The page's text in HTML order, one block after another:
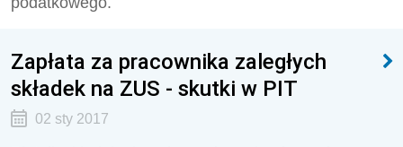
Zapłata za pracownika zaległych
składek na ZUS - skutki w PIT
02 sty 2017